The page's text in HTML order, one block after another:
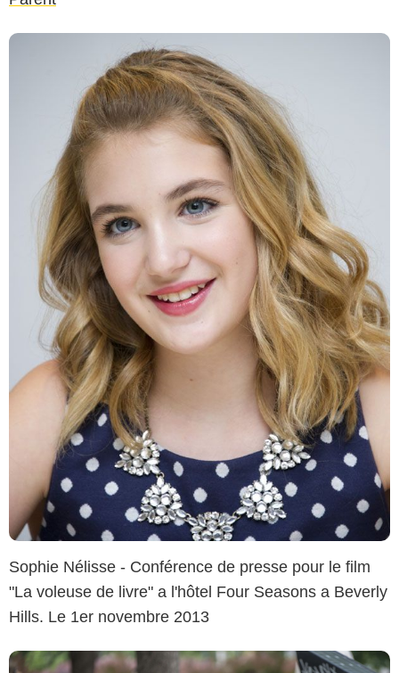
Sophie Nélisse - Conférence de presse pour le film
"La voleuse de livre" a l'hôtel Four Seasons a Beverly
Hills. Le 1er novembre 2013